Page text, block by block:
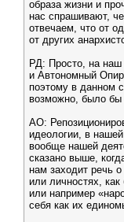
образа жизни и
нас спрашивают,
отвечаем, что от
от других
РД: Просто, на наш
и Автономный
поэтому в данном
возможно, было бы
АО:
идеологии, в
вообще нашей
сказано выше,
нам заходит речь
или личностях,
или например
себя как их